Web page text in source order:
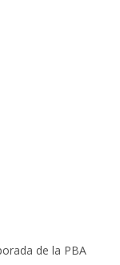
de la PBA